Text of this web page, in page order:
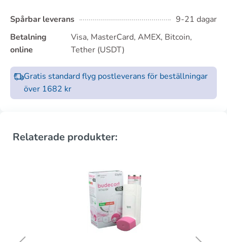
Spårbar leverans
9-21 dagar
Betalning
online
Visa, MasterCard, AMEX, Bitcoin,
Tether (USDT)
Gratis standard flyg postleverans för beställningar
över 1682 kr
Relaterade produkter: